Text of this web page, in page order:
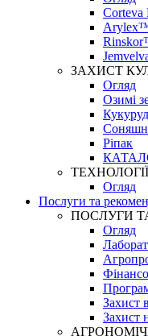
ЗАХИСТ
Огляд
Озимі
Ріпак
Огляд
Послуги та
ПОСЛУГИ
Огляд
Захист
Захист